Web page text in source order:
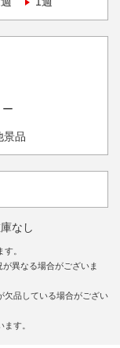
景品
なし
。
異なる場合がございま
欠品している場合がござい
す。